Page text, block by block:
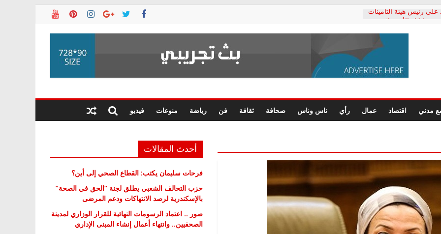
على رئيس هيئة التأمينات
المعاشات.. ونطالب بكشف
القطاع الصحي إلى
يطلق لجنة “الحق
النهائية للقرار
وانتهاء أعمال
محمد زهران.. ويؤكد:
المحاكمة العادلة
مدني اقتصاد عمال رأي ناس وناس صحافة ثقافة فن رياضة منوعات فيديو
أحدث المقالات
فرحات سليمان يكتب: القطاع الصحي إلى أين؟
حزب التحالف الشعبي يطلق لجنة “الحق في الصحة”
بالإسكندرية لرصد الانتهاكات ودعم المرضى
صور .. اعتماد الرسومات النهائية للقرار الوزاري لمدينة
الصحفيين.. وانتهاء أعمال إنشاء المبنى الإداري